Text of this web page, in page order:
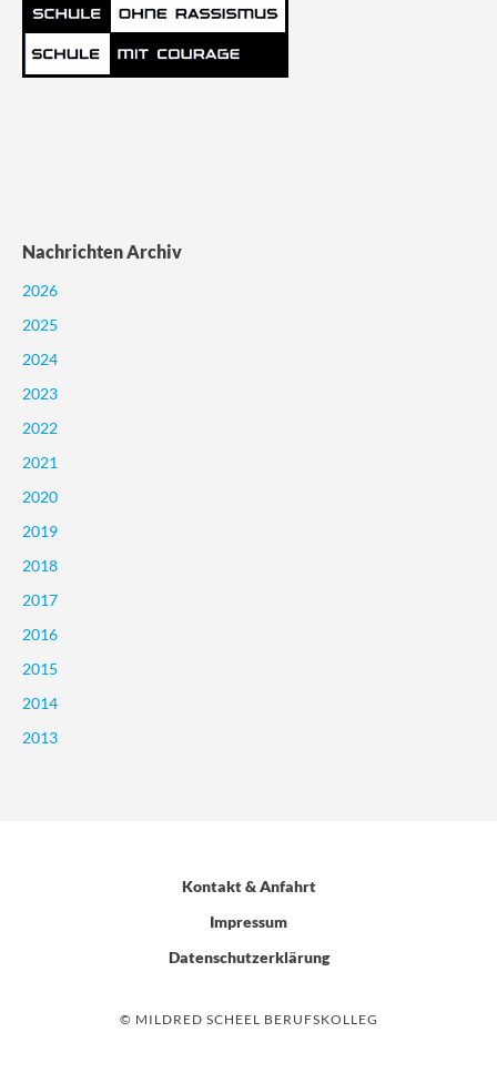
Nachrichten Archiv
2026
2025
2024
2023
2022
2021
2020
2019
2018
2017
2016
2015
2014
2013
Kontakt & Anfahrt
Impressum
Datenschutzerklärung
© MILDRED SCHEEL BERUFSKOLLEG